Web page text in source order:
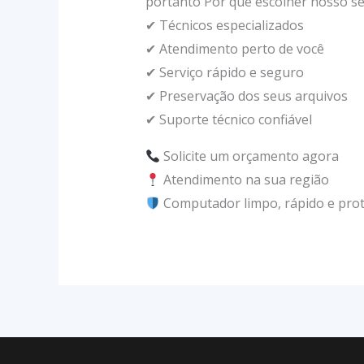
✔ Técnicos especializados
✔ Atendimento perto de você
✔ Serviço rápido e seguro
✔ Preservação dos seus arquivos
✔ Suporte técnico confiável
Solicite um orçamento agora
Atendimento na sua região
Computador limpo, rápido e